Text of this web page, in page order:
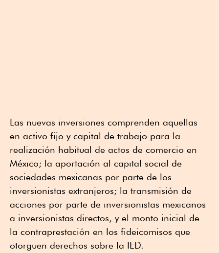
Las nuevas inversiones comprenden aquellas
en activo fijo y capital de trabajo para la
realización habitual de actos de comercio en
México; la aportación al capital social de
sociedades mexicanas por parte de los
inversionistas extranjeros; la transmisión de
acciones por parte de inversionistas mexicanos
a inversionistas directos, y el monto inicial de
la contraprestación en los fideicomisos que
otorguen derechos sobre la IED.